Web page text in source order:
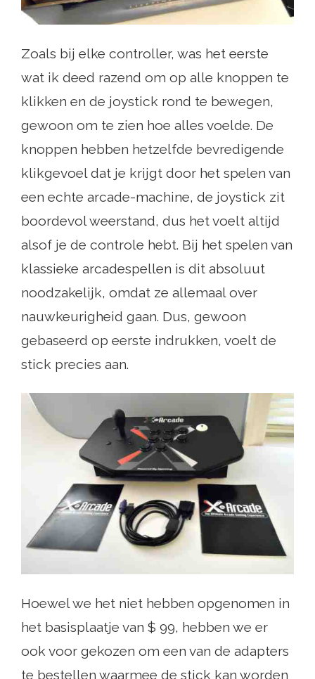
Zoals bij elke controller, was het eerste
wat ik deed razend om op alle knoppen te
klikken en de joystick rond te bewegen,
gewoon om te zien hoe alles voelde. De
knoppen hebben hetzelfde bevredigende
klikgevoel dat je krijgt door het spelen van
een echte arcade-machine, de joystick zit
boordevol weerstand, dus het voelt altijd
alsof je de controle hebt. Bij het spelen van
klassieke arcadespellen is dit absoluut
noodzakelijk, omdat ze allemaal over
nauwkeurigheid gaan. Dus, gewoon
gebaseerd op eerste indrukken, voelt de
stick precies aan.
Hoewel we het niet hebben opgenomen in
het basisplaatje van $ 99, hebben we er
ook voor gekozen om een ​​van de adapters
te bestellen waarmee de stick kan worden